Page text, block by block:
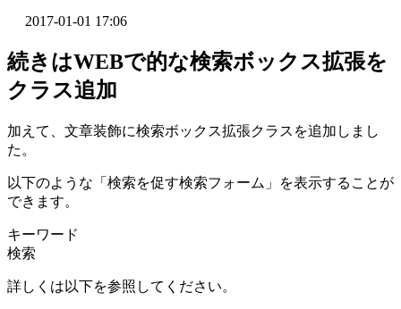
2017-01-01 17:06
続きはWEBで的な検索ボックス拡張を
クラス追加
加えて、文章装飾に検索ボックス拡張クラスを追加しまし
た。
以下のような「検索を促す検索フォーム」を表示することが
できます。
キーワード
検索
詳しくは以下を参照してください。